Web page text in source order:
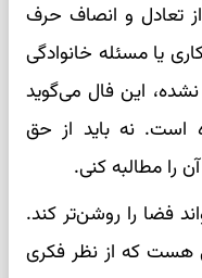
از تعادل و انصاف حرف
یا مسئله خانوادگی
این فال می‌گوید
است. نه باید از حق
را مطالبه کنی.
فضا را روشن‌تر کند.
هست که از نظر فکری